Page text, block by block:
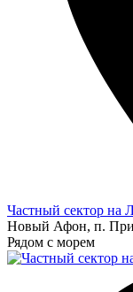
Частный сектор на
Новый Афон, п.
Рядом с морем